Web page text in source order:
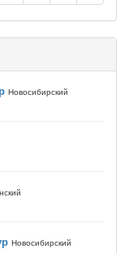
Новосибирский
Новосибирский